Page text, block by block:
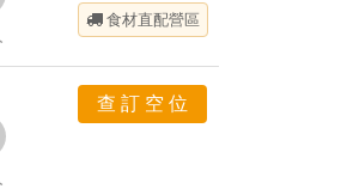
食材直配營區
查 訂 空 位